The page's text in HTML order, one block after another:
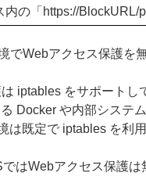
内の「https://BlockURL/
でWebアクセス保護を
iptables をサポート
Docker や内部システ
は既定で iptables を利
はWebアクセス保護